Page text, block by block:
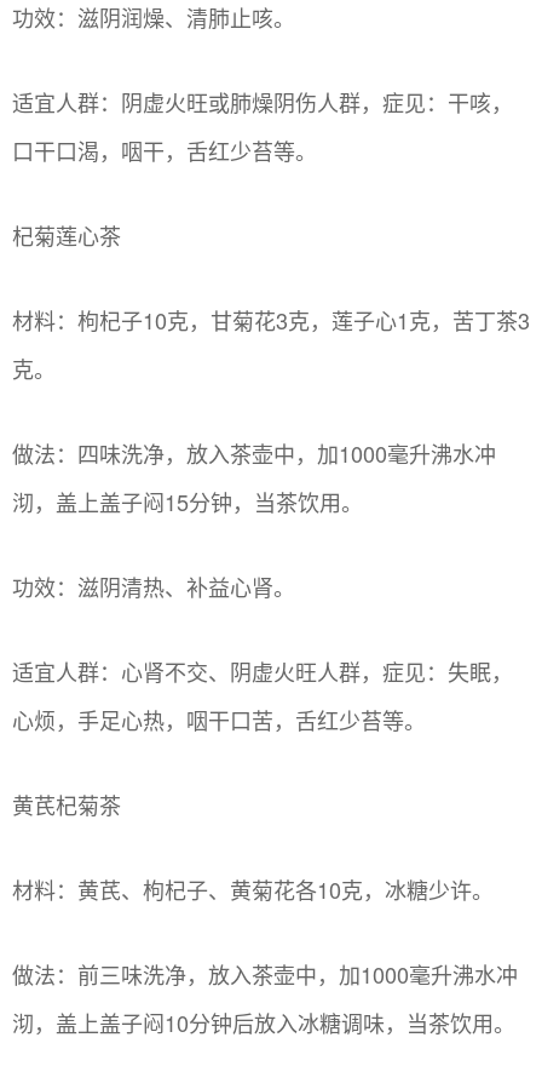
功效：滋阴润燥、清肺止咳。
适宜人群：阴虚火旺或肺燥阴伤人群，症见：干咳，
口干口渴，咽干，舌红少苔等。
杞菊莲心茶
材料：枸杞子10克，甘菊花3克，莲子心1克，苦丁茶3
克。
做法：四味洗净，放入茶壶中，加1000毫升沸水冲
沏，盖上盖子闷15分钟，当茶饮用。
功效：滋阴清热、补益心肾。
适宜人群：心肾不交、阴虚火旺人群，症见：失眠，
心烦，手足心热，咽干口苦，舌红少苔等。
黄芪杞菊茶
材料：黄芪、枸杞子、黄菊花各10克，冰糖少许。
做法：前三味洗净，放入茶壶中，加1000毫升沸水冲
沏，盖上盖子闷10分钟后放入冰糖调味，当茶饮用。